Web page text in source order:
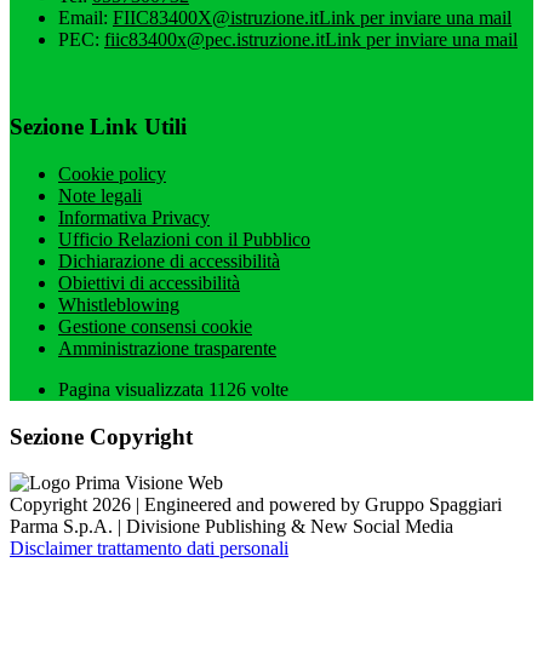
Email: FIIC83400X@istruzione.itLink per inviare una mail
PEC: fiic83400x@pec.istruzione.itLink per inviare una mail
Sezione Link Utili
Cookie policy
Note legali
Informativa Privacy
Ufficio Relazioni con il Pubblico
Dichiarazione di accessibilità
Obiettivi di accessibilità
Whistleblowing
Gestione consensi cookie
Amministrazione trasparente
Pagina visualizzata 1126 volte
Sezione Copyright
Copyright 2026 | Engineered and powered by Gruppo Spaggiari
Parma S.p.A. | Divisione Publishing & New Social Media
Disclaimer trattamento dati personali